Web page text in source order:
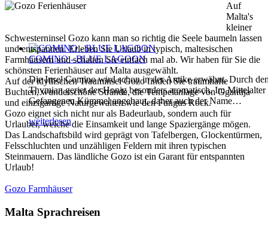
COMINO - BLUE LAGOON
Die Insel Comino wird schon in der Antike erwähnt. Durch
Thymian geriet der Honig besonders aromatisch. Im
Gefangenen Kümmel angebaut, daher auch der Name…
weiterlesen
Auf
Malta's
kleiner
Schwesterninsel Gozo kann man so richtig die Seele baumeln lassen
und entspannen. Erleben Sie Urlaub in typisch, maltesischen
Farmhäusern und schalten Sie einfach mal ab. Wir haben für Sie die
schönsten Ferienhäuser auf Malta ausgewählt.
Auf der idyllischen Trauminsel Gozo finden Sie traumhafte
Buchten, wunderschöne Strände, die Tempelanlage von Ggantija
und einzigartige Naturgewalten wie den Fungus Rock.
Gozo eignet sich nicht nur als Badeurlaub, sondern auch für
Urlauber, welche die Einsamkeit und lange Spaziergänge mögen.
Das Landschaftsbild wird geprägt von Tafelbergen, Glockentürmen,
Felsschluchten und unzähligen Feldern mit ihren typischen
Steinmauern. Das ländliche Gozo ist ein Garant für entspannten
Urlaub!
Gozo Farmhäuser
Malta Sprachreisen